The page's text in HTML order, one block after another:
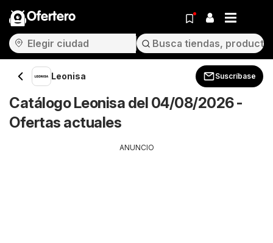
Ofertero
Leonisa Suscríbase
Catálogo Leonisa del 04/08/2026 -
Ofertas actuales
ANUNCIO